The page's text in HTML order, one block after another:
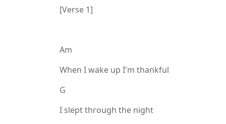
[Verse 1]
Am
When I wake up I'm thankful
G
I slept through the night